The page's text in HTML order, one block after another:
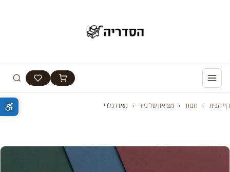
דף הבית › חנות › מציאון של נייר › מארז גלרי